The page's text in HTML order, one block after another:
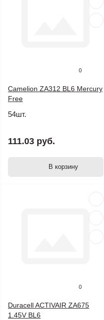
0
Camelion ZA312 BL6 Mercury
Free
54шт.
111.03 руб.
В корзину
0
Duracell ACTIVAIR ZA675
1.45V BL6